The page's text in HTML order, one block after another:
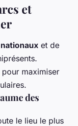
et
et de
maximiser
des
le lieu le plus